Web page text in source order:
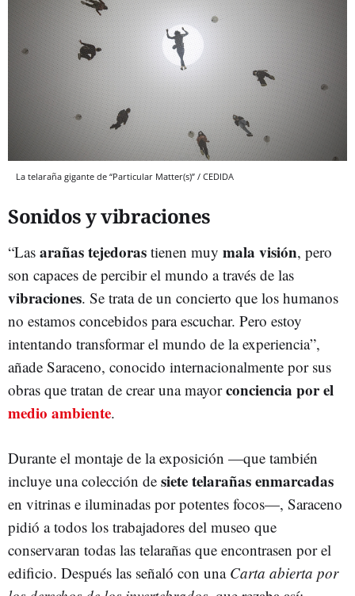
La telaraña gigante de “Particular Matter(s)” / CEDIDA
Sonidos y vibraciones
“Las arañas tejedoras tienen muy mala visión, pero
son capaces de percibir el mundo a través de las
vibraciones. Se trata de un concierto que los humanos
no estamos concebidos para escuchar. Pero estoy
intentando transformar el mundo de la experiencia”,
añade Saraceno, conocido internacionalmente por sus
obras que tratan de crear una mayorconciencia por el
medio ambiente.
Durante el montaje de la exposición —que también
incluye una colección de siete telarañas enmarcadas
en vitrinas e iluminadas por potentes focos—, Saraceno
pidió a todos los trabajadores del museo que
conservaran todas las telarañas que encontrasen por el
edificio. Después las señaló con una Carta abierta por